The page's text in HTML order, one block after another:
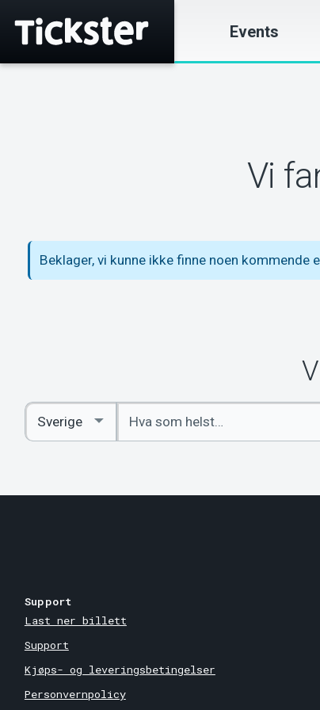
Events
Vi
Beklager, vi kunne ikke finne noen kommende
Angi
nøkkelord
Select
Country
Support
Last ner billett
Support
Kjøps- og leveringsbetingelser
Personvernpolicy